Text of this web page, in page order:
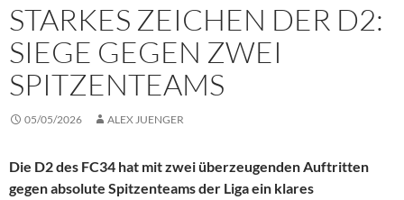
STARKES ZEICHEN DER D2:
SIEGE GEGEN ZWEI
SPITZENTEAMS
05/05/2026 ALEX JUENGER
Die D2 des FC34 hat mit zwei überzeugenden Auftritten
gegen absolute Spitzenteams der Liga ein klares